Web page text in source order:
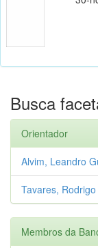
Busca
Orientador
Alvim, Leandro
Tavares,
Membros da